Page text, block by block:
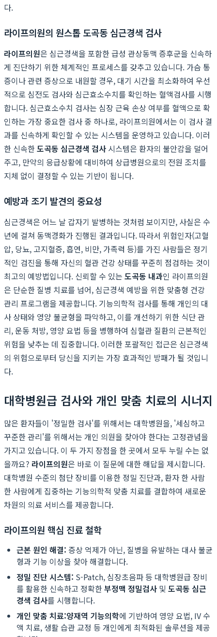
다.
라이프의원의 원스톱 도곡동 심근경색 검사
라이프의원은 심근경색을 포함한 급성 관상동맥 증후군을 신속하
게 진단하기 위한 체계적인 프로세스를 갖추고 있습니다. 가슴 통
증이나 관련 증상으로 내원할 경우, 대기 시간을 최소화하여 우선
적으로 심전도 검사와 심근효소수치를 확인하는 혈액검사를 시행
합니다. 심근효소수치 검사는 심장 근육 손상 여부를 혈액으로 확
인하는 가장 중요한 검사 중 하나로, 라이프의원에서는 이 검사 결
과를 신속하게 확인할 수 있는 시스템을 운영하고 있습니다. 이러
한 신속한도곡동 심근경색 검사 시스템은 환자의 불안감을 덜어
주고, 만약의 응급상황에 대비하여 상급병원으로의 전원 조치를
지체 없이 결정할 수 있는 기반이 됩니다.
예방과 조기 발견의 중요성
심근경색은 어느 날 갑자기 발병하는 것처럼 보이지만, 사실은 수
년에 걸쳐 동맥경화가 진행된 결과입니다. 따라서 위험인자(고혈
압, 당뇨, 고지혈증, 흡연, 비만, 가족력 등)를 가진 사람들은 정기
적인 검진을 통해 자신의 혈관 건강 상태를 꾸준히 점검하는 것이
최고의 예방법입니다. 신뢰할 수 있는 도곡동 내과인 라이프의원
은 단순한 질병 치료를 넘어, 심근경색 예방을 위한 맞춤형 건강
관리 프로그램을 제공합니다. 기능의학적 검사를 통해 개인의 대
사 상태와 영양 불균형을 파악하고, 이를 개선하기 위한 식단 관
리, 운동 처방, 영양 요법 등을 병행하여 심혈관 질환의 근본적인
위험을 낮추는 데 집중합니다. 이러한 포괄적인 접근은 심근경색
의 위험으로부터 당신을 지키는 가장 효과적인 방패가 될 것입니
다.
대학병원급 검사와 개인 맞춤 치료의 시너지
많은 환자들이 '정밀한 검사'를 위해서는 대학병원을, '세심하고
꾸준한 관리'를 위해서는 개인 의원을 찾아야 한다는 고정관념을
가지고 있습니다. 이 두 가지 장점을 한 곳에서 모두 누릴 수는 없
을까요? 라이프의원은 바로 이 질문에 대한 해답을 제시합니다.
대학병원 수준의 첨단 장비를 이용한 정밀 진단과, 환자 한 사람
한 사람에게 집중하는 기능의학적 맞춤 치료를 결합하여 새로운
차원의 의료 서비스를 제공합니다.
라이프의원 핵심 진료 철학
근본 원인 해결: 증상 억제가 아닌, 질병을 유발하는 대사 불균
형과 기능 이상을 찾아 해결합니다.
정밀 진단 시스템: S-Patch, 심장초음파 등 대학병원급 장비
를 활용한 신속하고 정확한부정맥 정밀검사 및 도곡동 심근
경색 검사를 시행합니다.
개인 맞춤 치료:양재역 기능의학에 기반하여 영양 요법, IV 수
액 치료, 생활 습관 교정 등 개인에게 최적화된 솔루션을 제공